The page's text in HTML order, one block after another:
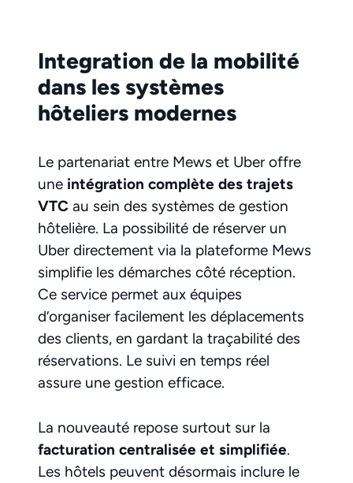
Integration de la mobilité
dans les systèmes
hôteliers modernes
Le partenariat entre Mews et Uber offre
une intégration complète des trajets
VTC au sein des systèmes de gestion
hôtelière. La possibilité de réserver un
Uber directement via la plateforme Mews
simplifie les démarches côté réception.
Ce service permet aux équipes
d’organiser facilement les déplacements
des clients, en gardant la traçabilité des
réservations. Le suivi en temps réel
assure une gestion efficace.
La nouveauté repose surtout sur la
facturation centralisée et simplifiée.
Les hôtels peuvent désormais inclure le